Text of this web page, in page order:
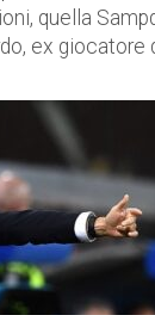
quella
ex giocatore